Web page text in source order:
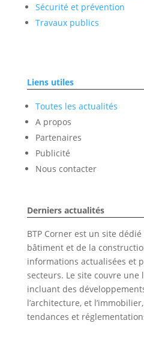
Sécurité et prévention
Travaux publics
Liens utiles
Toutes les actualités
A propos
Partenaires
Publicité
Nous contacter
Derniers actualités
BTP Corner est un site
bâtiment et de la
informations actualisées et
secteurs. Le site couvre une
incluant des
l’architecture, et
tendances et